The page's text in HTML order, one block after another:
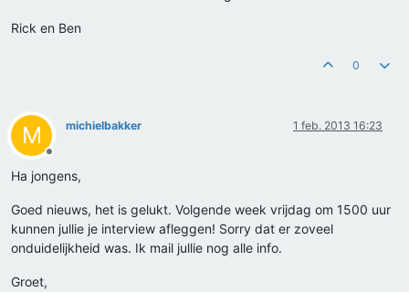
Rick en Ben
0
M
Offline
michielbakker 1 feb. 2013 16:23
Ha jongens,
Goed nieuws, het is gelukt. Volgende week vrijdag om 1500 uur
kunnen jullie je interview afleggen! Sorry dat er zoveel
onduidelijkheid was. Ik mail jullie nog alle info.
Groet,